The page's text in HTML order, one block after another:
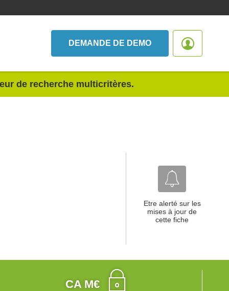
DEMANDE DE DEMO
de recherche multicritères.
Etre alerté sur les
mises à jour de
cette fiche
CA M€